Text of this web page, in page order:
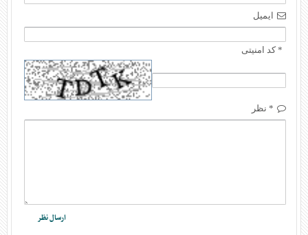
ایمیل
* کد امنیتی
* نظر